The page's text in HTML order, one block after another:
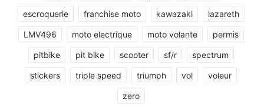
escroquerie franchise moto kawazaki lazareth
LMV496 moto electrique moto volante permis
pitbike pit bike scooter sf/r spectrum
stickers triple speed triumph vol voleur
zero